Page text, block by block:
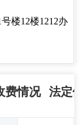
楼12楼1212办
费情况 法定